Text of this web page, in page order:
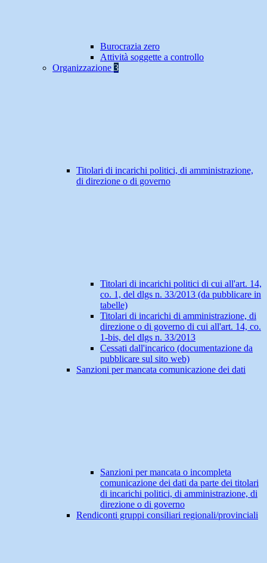
Burocrazia zero
Attività soggette a controllo
Organizzazione 3
Titolari di incarichi politici, di amministrazione,
di direzione o di governo
Titolari di incarichi politici di cui all'art. 14,
co. 1, del dlgs n. 33/2013 (da pubblicare in
tabelle)
Titolari di incarichi di amministrazione, di
direzione o di governo di cui all'art. 14, co.
1-bis, del dlgs n. 33/2013
Cessati dall'incarico (documentazione da
pubblicare sul sito web)
Sanzioni per mancata comunicazione dei dati
Sanzioni per mancata o incompleta
comunicazione dei dati da parte dei titolari
di incarichi politici, di amministrazione, di
direzione o di governo
Rendiconti gruppi consiliari regionali/provinciali